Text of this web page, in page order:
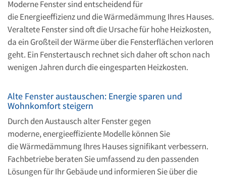
Moderne Fenster sind entscheidend für
die Energieeffizienz und die Wärmedämmung Ihres Hauses.
Veraltete Fenster sind oft die Ursache für hohe Heizkosten,
da ein Großteil der Wärme über die Fensterflächen verloren
geht. Ein Fenstertausch rechnet sich daher oft schon nach
wenigen Jahren durch die eingesparten Heizkosten.
Alte Fenster austauschen: Energie sparen und
Wohnkomfort steigern
Durch den Austausch alter Fenster gegen
moderne, energieeffiziente Modelle können Sie
die Wärmedämmung Ihres Hauses signifikant verbessern.
Fachbetriebe beraten Sie umfassend zu den passenden
Lösungen für Ihr Gebäude und informieren Sie über die